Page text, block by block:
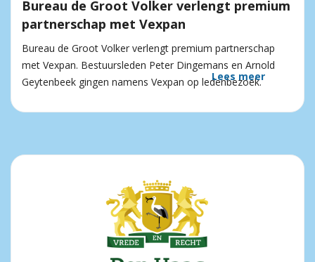
Bureau de Groot Volker verlengt premium
partnerschap met Vexpan
Bureau de Groot Volker verlengt premium partnerschap
met Vexpan. Bestuursleden Peter Dingemans en Arnold
Geytenbeek gingen namens Vexpan op ledenbezoek.
Lees meer